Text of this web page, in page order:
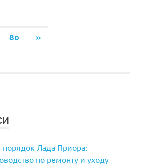
80
СЛЕДУЮЩИЕ
»
порядок Лада Приора:
по ремонту и уходу